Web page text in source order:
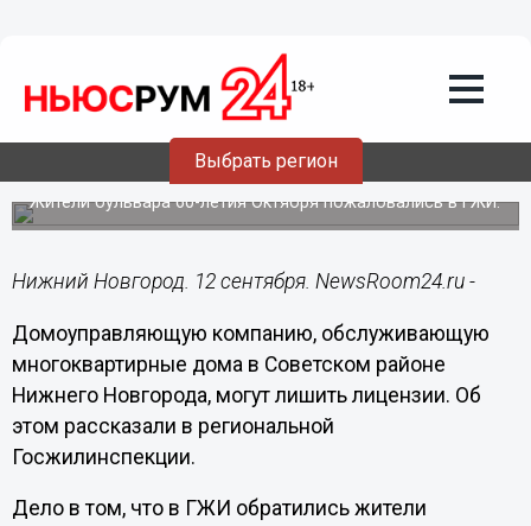
Выбрать регион
Нижегородский ДУК могут лишить
лицензии из-за не
отремонтированного подъезда
Жители бульвара 60-летия Октября пожаловались в ГЖИ.
Нижний Новгород. 12 сентября. NewsRoom24.ru -
Домоуправляющую компанию, обслуживающую
многоквартирные дома в Советском районе
Нижнего Новгорода, могут лишить лицензии. Об
этом рассказали в региональной
Госжилинспекции.
Дело в том, что в ГЖИ обратились жители